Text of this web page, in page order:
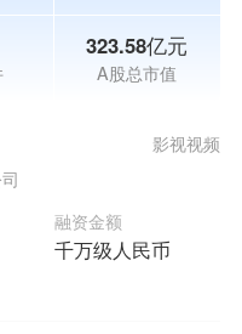
323.58亿元
A股总市值
融资金额
千万级人民币
影视视频